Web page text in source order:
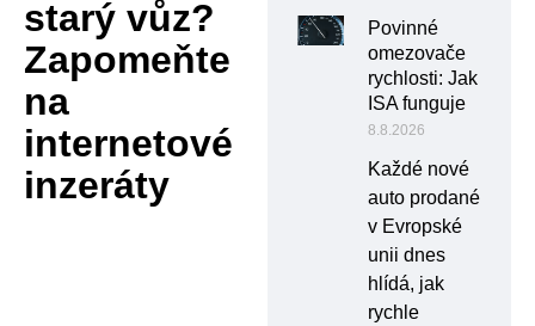
starý vůz?
Zapomeňte
na
internetové
inzeráty
Povinné
omezovače
rychlosti: Jak
ISA funguje
8.8.2026
Každé nové
auto prodané
v Evropské
unii dnes
hlídá, jak
rychle